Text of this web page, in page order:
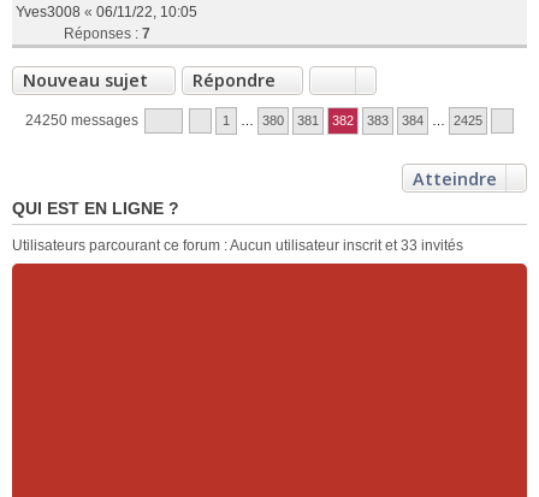
Yves3008 « 06/11/22, 10:05
Réponses : 7
Nouveau sujet Répondre
24250 messages 1 380 381 382 383 384 2425
Atteindre
QUI EST EN LIGNE ?
Utilisateurs parcourant ce forum : Aucun utilisateur inscrit et 33 invités